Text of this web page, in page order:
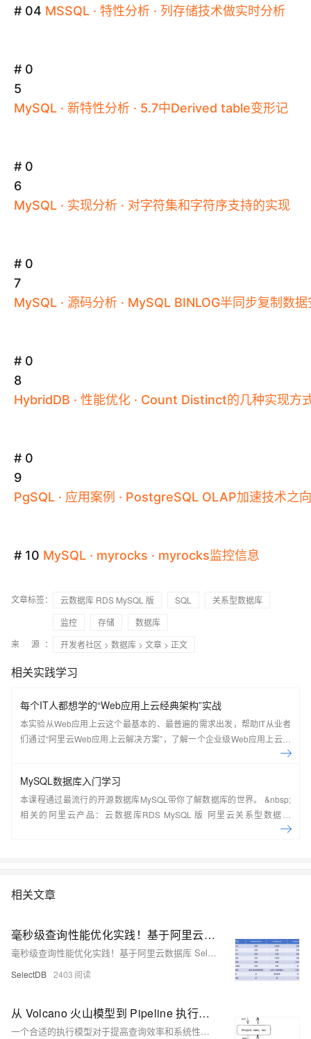
# 04 MSSQL · 特性分析 · 列存储技术做实时分析
# 0
5
MySQL · 新特性分析 · 5.7中Derived table变形记
# 0
6
MySQL · 实现分析 · 对字符集和字符序支持的实现
# 0
7
MySQL · 源码分析 · MySQL BINLOG半同步复制数
# 0
8
HybridDB · 性能优化 · Count Distinct的几种实现方
# 0
9
PgSQL · 应用案例 · PostgreSQL OLAP加速技术之
# 10 MySQL · myrocks · myrocks监控信息
文章标签： 云数据库 RDS MySQL 版 SQL
关系型数据库
监控
存储
数据库
来 源：
开发者社区 > 数据库 > 文章 > 正文
相关实践学习
每个IT人都想学的“Web应用上云经典架构”实战
本实验从Web应用上云这个最基本的、最普遍的需求出发，帮助IT从业者
们通过“阿里云Web应用上云解决方案”，了解一个企业级Web应用上云的
MySQL数据库入门学习
本课程通过最流行的开源数据库MySQL带你了解数据库的世界。 &nbsp;
相关的阿里云产品：云数据库RDS MySQL 版 阿里云关系型数据库
RDS（Relational Database Service）是一种稳定可靠、可弹性伸缩的在
相关文章
毫秒级查询性能优化实践！基于阿里云数据库 SelectDB 版内核：Apache Doris 在极越汽车数字化运营和营销方向的解决方案
毫秒级查询性能优化实践！基于阿里云数据库 SelectDB 版内核：Apache Doris 在极越汽车数字化运营和营销方向的解决方案
SelectDB 2403
从 Volcano 火山模型到 Pipeline 执行模型，阿里云数据库 SelectDB 内核 Apache Doris 执行模型的迭代
一个合适的执行模型对于提高查询效率和系统性能至关重要。本文全面剖析 Apache Doris Pipeline 执行模型的设计与改造历程，并在 2.1 版本对并发执行模式与调度模式进一步优化，解决了执行并发受限、执行及调度开销大等问题。